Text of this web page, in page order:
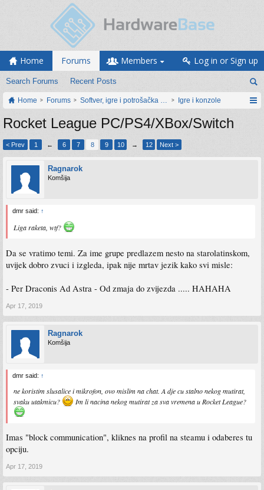
Home Forums
Search Forums Recent Posts
Members Log in or Sign up
Home Forums Softver, igre i potrošačka elektronikaIgre i konzole
Rocket League PC/PS4/XBox/Switch
< Prev 1 ← 6 7 8 9 10 → 12 Next >
Ragnarok
Komšija
dmr said: ↑
Liga raketa, wtf?
Da se vratimo temi. Za ime grupe predlazem nesto na starolatinskom,
uvijek dobro zvuci i izgleda, ipak nije mrtav jezik kako svi misle:
- Per Draconis Ad Astra - Od zmaja do zvijezda ..... HAHAHA
Apr 17, 2019
Ragnarok
Komšija
dmr said: ↑
ne koristim slusalice i mikrofon, ovo mislim na chat. A dje cu stalno nekog mutirat,
svaku utakmicu?
Im li nacina nekog mutirat za sva vremena u Rocket League?
Imas "block communication", kliknes na profil na steamu i odaberes tu
opciju.
Apr 17, 2019